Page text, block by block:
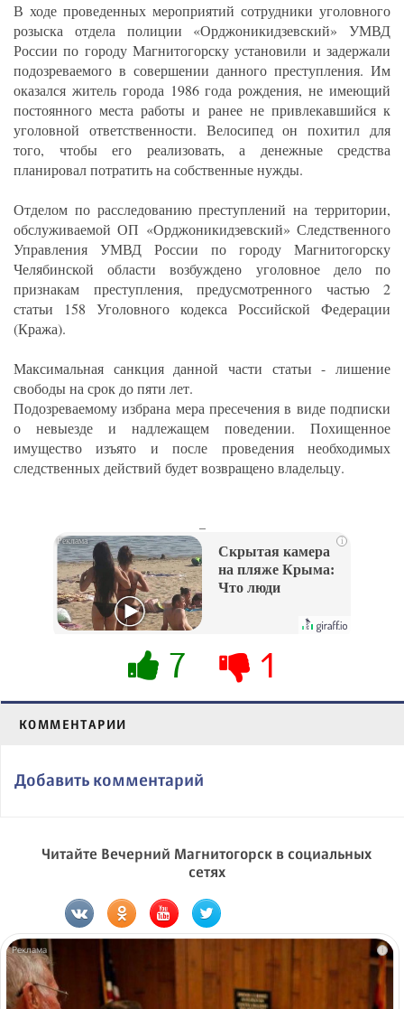
В ходе проведенных мероприятий сотрудники уголовного
розыска отдела полиции «Орджоникидзевский» УМВД
России по городу Магнитогорску установили и задержали
подозреваемого в совершении данного преступления. Им
оказался житель города 1986 года рождения, не имеющий
постоянного места работы и ранее не привлекавшийся к
уголовной ответственности. Велосипед он похитил для
того, чтобы его реализовать, а денежные средства
планировал потратить на собственные нужды.
Отделом по расследованию преступлений на территории,
обслуживаемой ОП «Орджоникидзевский» Следственного
Управления УМВД России по городу Магнитогорску
Челябинской области возбуждено уголовное дело по
признакам преступления, предусмотренного частью 2
статьи 158 Уголовного кодекса Российской Федерации
(Кража).
Максимальная санкция данной части статьи - лишение
свободы на срок до пяти лет.
Подозреваемому избрана мера пресечения в виде подписки
о невыезде и надлежащем поведении. Похищенное
имущество изъято и после проведения необходимых
следственных действий будет возвращено владельцу.
i
Скрытая камера
на пляже Крыма:
Что люди
их не видят...
7 1
КОММЕНТАРИИ
Добавить комментарий
Читайте Вечерний Магнитогорск в социальных
сетях
i